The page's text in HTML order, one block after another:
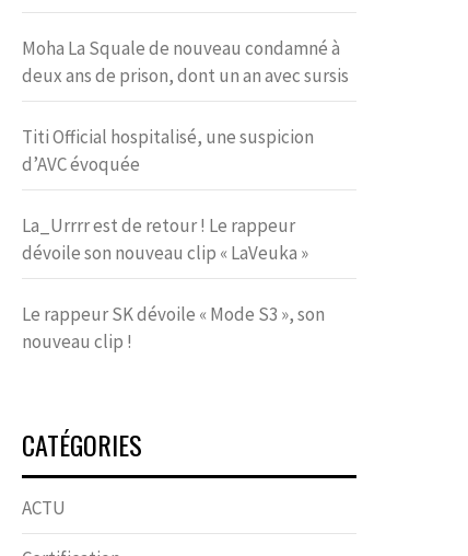
Moha La Squale de nouveau condamné à
deux ans de prison, dont un an avec sursis
Titi Official hospitalisé, une suspicion
d’AVC évoquée
La_Urrrr est de retour ! Le rappeur
dévoile son nouveau clip « LaVeuka »
Le rappeur SK dévoile « Mode S3 », son
nouveau clip !
CATÉGORIES
ACTU